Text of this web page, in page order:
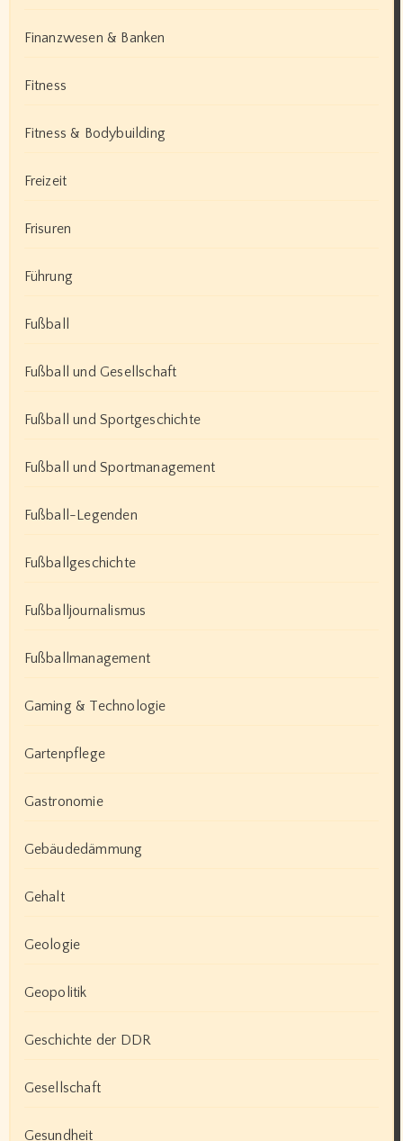
Finanzwesen & Banken
Fitness
Fitness & Bodybuilding
Freizeit
Frisuren
Führung
Fußball
Fußball und Gesellschaft
Fußball und Sportgeschichte
Fußball und Sportmanagement
Fußball-Legenden
Fußballgeschichte
Fußballjournalismus
Fußballmanagement
Gaming & Technologie
Gartenpflege
Gastronomie
Gebäudedämmung
Gehalt
Geologie
Geopolitik
Geschichte der DDR
Gesellschaft
Gesundheit